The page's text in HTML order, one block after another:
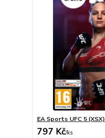
EA Sports UFC 5 (XSX)
797 Kč/ks